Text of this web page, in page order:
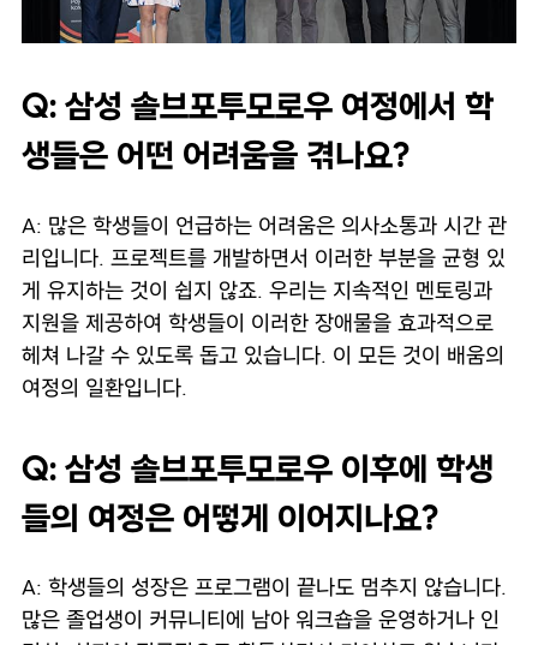
Q: 삼성 솔브포투모로우 여정에서 학
생들은 어떤 어려움을 겪나요?
A: 많은 학생들이 언급하는 어려움은 의사소통과 시간 관
리입니다. 프로젝트를 개발하면서 이러한 부분을 균형 있
게 유지하는 것이 쉽지 않죠. 우리는 지속적인 멘토링과
지원을 제공하여 학생들이 이러한 장애물을 효과적으로
헤쳐 나갈 수 있도록 돕고 있습니다. 이 모든 것이 배움의
여정의 일환입니다.
Q: 삼성 솔브포투모로우 이후에 학생
들의 여정은 어떻게 이어지나요?
A: 학생들의 성장은 프로그램이 끝나도 멈추지 않습니다.
많은 졸업생이 커뮤니티에 남아 워크숍을 운영하거나 인